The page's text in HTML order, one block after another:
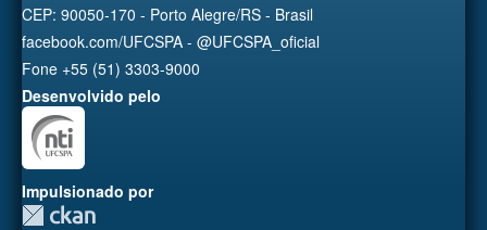
CEP: 90050-170 - Porto Alegre/RS - Brasil
facebook.com/UFCSPA - @UFCSPA_oficial
Fone +55 (51) 3303-9000
Desenvolvido pelo
Impulsionado por